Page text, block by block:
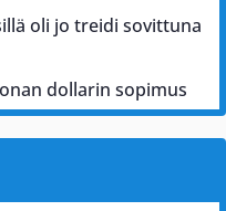
oli jo treidi sovittuna
dollarin sopimus